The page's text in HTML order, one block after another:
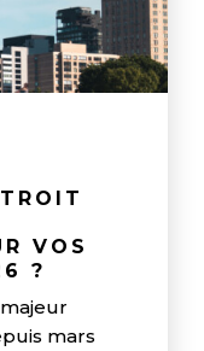
VOS
?
mars